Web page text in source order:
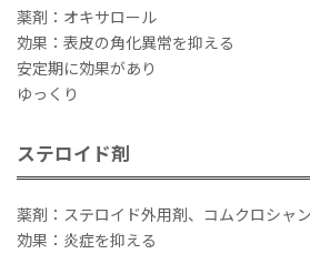
薬剤：オキサロール
効果：表皮の角化異常を抑える
安定期に効果があり
ゆっくり
ステロイド剤
薬剤：ステロイド外用剤、コムクロシャ
効果：炎症を抑える